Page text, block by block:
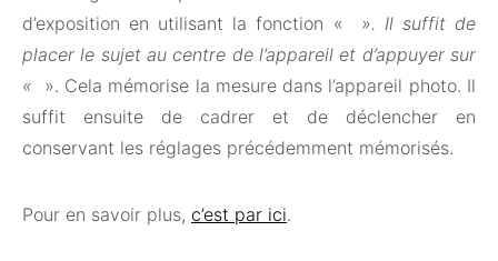
d’exposition en utilisant la fonction «
». Il suffit de
placer le sujet au centre de l’appareil et d’appuyer sur
«
». Cela mémorise la mesure dans l’appareil photo. Il
suffit ensuite de cadrer et de déclencher en
conservant les réglages précédemment mémorisés.
Pour en savoir plus, c’est par ici.